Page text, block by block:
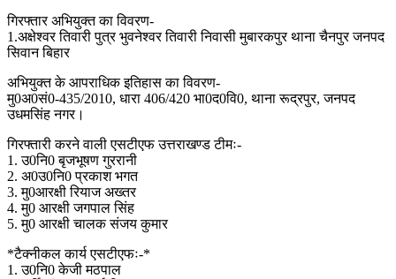
गिरफ्तार अभियुक्त का विवरण-
1.अक्षेश्वर तिवारी पुत्र भुवनेश्वर तिवारी निवासी मुबारकपुर थाना चैनपुर जनपद
सिवान बिहार
अभियुक्त के आपराधिक इतिहास का विवरण-
मु0अ0सं0-435/2010, धारा 406/420 भा0द0वि0, थाना रूद्रपुर, जनपद
उधमसिंह नगर।
गिरफ्तारी करने वाली एसटीएफ उत्तराखण्ड टीमः-
1. उ0नि0 बृजभूषण गुररानी
2. अ0उ0नि0 प्रकाश भगत
3. मु0आरक्षी रियाज अख्तर
4. मु0 आरक्षी जगपाल सिंह
5. मु0 आरक्षी चालक संजय कुमार
*टैक्नीकल कार्य एसटीएफः-*
1. उ0नि0 केजी मठपाल